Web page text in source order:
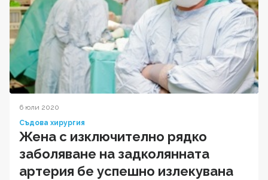
6 юли 2020
Съдова хирургия
Жена с изключително рядко
заболяване на задколянната
артерия бе успешно излекувана